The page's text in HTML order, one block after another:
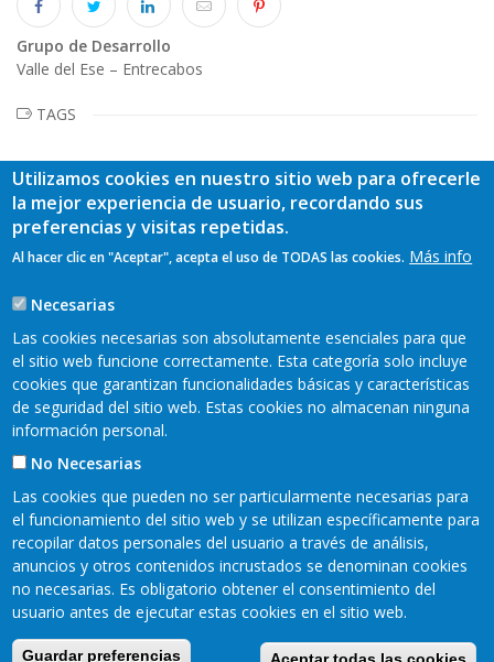
Grupo de Desarrollo
Valle del Ese – Entrecabos
TAGS
READER 2018©
Pie
Contacto Mapa web
Aviso legal
Política de privacidad
Cookies
Accesibilidad
Utilizamos cookies en nuestro sitio web para ofrecerle
la mejor experiencia de usuario, recordando sus
preferencias y visitas repetidas.
Al hacer clic en "Aceptar", acepta el uso de TODAS las cookies. Más info
Necesarias
Las cookies necesarias son absolutamente esenciales para que
el sitio web funcione correctamente. Esta categoría solo incluye
cookies que garantizan funcionalidades básicas y características
de seguridad del sitio web. Estas cookies no almacenan ninguna
información personal.
No Necesarias
Las cookies que pueden no ser particularmente necesarias para
el funcionamiento del sitio web y se utilizan específicamente para
recopilar datos personales del usuario a través de análisis,
anuncios y otros contenidos incrustados se denominan cookies
no necesarias. Es obligatorio obtener el consentimiento del
usuario antes de ejecutar estas cookies en el sitio web.
Guardar preferencias